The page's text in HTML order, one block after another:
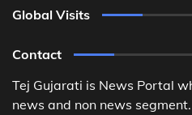
Global Visits
Contact
Tej Gujarati is News Portal
news and non news